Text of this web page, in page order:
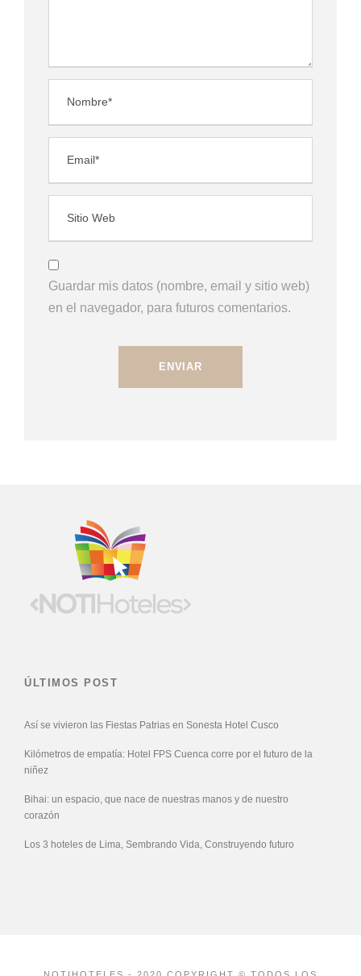
Guardar mis datos (nombre, email y sitio web)
en el navegador, para futuros comentarios.
ÚLTIMOS POST
Así se vivieron las Fiestas Patrias en Sonesta Hotel Cusco
Kilómetros de empatía: Hotel FPS Cuenca corre por el futuro de la
niñez
Bihai: un espacio, que nace de nuestras manos y de nuestro
corazón
Los 3 hoteles de Lima, Sembrando Vida, Construyendo futuro
NOTIHOTELES - 2020 COPYRIGHT © TODOS LOS